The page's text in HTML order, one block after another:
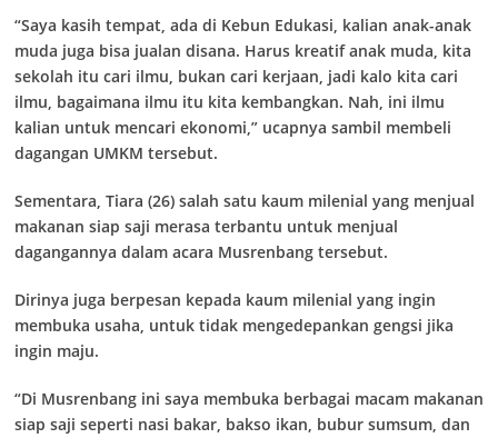
“Saya kasih tempat, ada di Kebun Edukasi, kalian anak-anak
muda juga bisa jualan disana. Harus kreatif anak muda, kita
sekolah itu cari ilmu, bukan cari kerjaan, jadi kalo kita cari
ilmu, bagaimana ilmu itu kita kembangkan. Nah, ini ilmu
kalian untuk mencari ekonomi,” ucapnya sambil membeli
dagangan UMKM tersebut.
Sementara, Tiara (26) salah satu kaum milenial yang menjual
makanan siap saji merasa terbantu untuk menjual
dagangannya dalam acara Musrenbang tersebut.
Dirinya juga berpesan kepada kaum milenial yang ingin
membuka usaha, untuk tidak mengedepankan gengsi jika
ingin maju.
“Di Musrenbang ini saya membuka berbagai macam makanan
siap saji seperti nasi bakar, bakso ikan, bubur sumsum, dan